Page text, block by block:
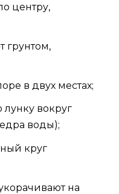
центру,
грунтом,
в двух местах;
вокруг
воды);
круг
на